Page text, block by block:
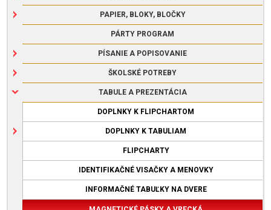
PAPIER, BLOKY, BLOČKY
PÁRTY PROGRAM
PÍSANIE A POPISOVANIE
ŠKOLSKÉ POTREBY
TABULE A PREZENTÁCIA
DOPLNKY K FLIPCHARTOM
DOPLNKY K TABULIAM
FLIPCHARTY
IDENTIFIKAČNÉ VISAČKY A MENOVKY
INFORMAČNÉ TABUĽKY NA DVERE